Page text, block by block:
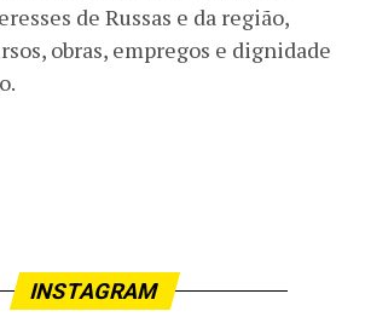
de Russas e da região,
obras, empregos e dignidade
INSTAGRAM